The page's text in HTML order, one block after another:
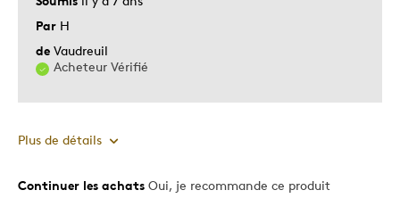
Cadeau pour enfant
Par H
de Vaudreuil
Acheteur Vérifié
Plus de détails
Le pour
Continuer les achats Oui, je recommande ce produit